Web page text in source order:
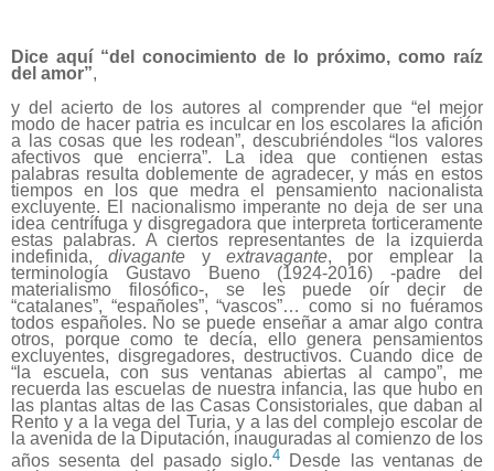
Dice aquí “del conocimiento de lo próximo, como raíz
del amor”,
y del acierto de los autores al comprender que “el mejor
modo de hacer patria es inculcar en los escolares la afición
a las cosas que les rodean”, descubriéndoles “los valores
afectivos que encierra”. La idea que contienen estas
palabras resulta doblemente de agradecer, y más en estos
tiempos en los que medra el pensamiento nacionalista
excluyente. El nacionalismo imperante no deja de ser una
idea centrífuga y disgregadora que interpreta torticeramente
estas palabras. A ciertos representantes de la izquierda
indefinida,divagante yextravagante, por emplear la
terminología Gustavo Bueno (1924-2016) -padre del
materialismo filosófico-, se les puede oír decir de
“catalanes”, “españoles”, “vascos”… como si no fuéramos
todos españoles. No se puede enseñar a amar algo contra
otros, porque como te decía, ello genera pensamientos
excluyentes, disgregadores, destructivos. Cuando dice de
“la escuela, con sus ventanas abiertas al campo”, me
recuerda las escuelas de nuestra infancia, las que hubo en
las plantas altas de las Casas Consistoriales, que daban al
Rento y a la vega del Turia, y a las del complejo escolar de
la avenida de la Diputación, inauguradas al comienzo de los
años sesenta del pasado siglo.4 Desde las ventanas de